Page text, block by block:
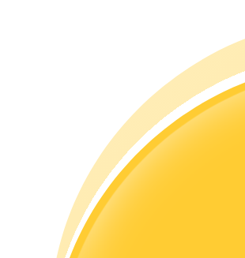
Handelsstrategier
Lär dig hur du håller dig lönsam